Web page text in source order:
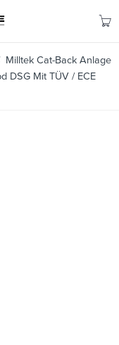
Cat-Back Anlage
DSG Mit TÜV / ECE